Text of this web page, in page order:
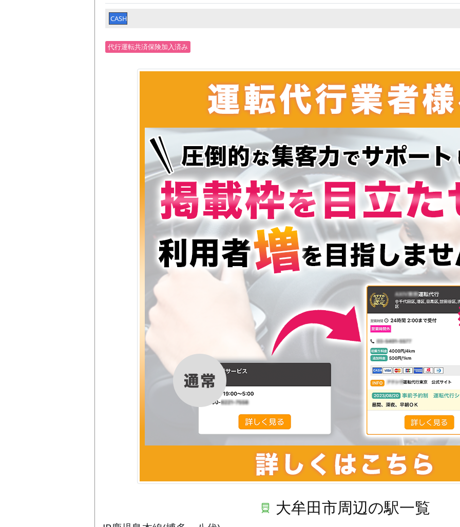
CASH
代行運転共済保険加入済み
大牟田市周辺の駅一覧